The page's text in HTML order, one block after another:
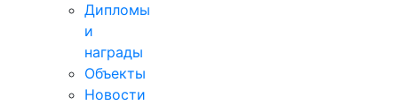
Дипломы
и
награды
Объекты
Новости